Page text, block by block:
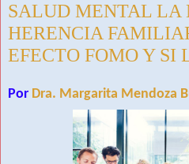
SALUD MENTAL LA
HERENCIA
EFECTO FOMO Y SI
Por Dra. Margarita Mendoza